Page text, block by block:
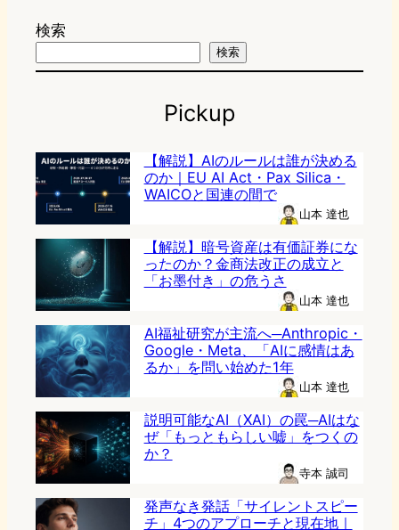
検索
検索
Pickup
【解説】AIのルールは誰が決める
のか｜EU AI Act・Pax Silica・
WAICOと国連の間で
山本 達也
【解説】暗号資産は有価証券にな
ったのか？金商法改正の成立と
「お墨付き」の危うさ
山本 達也
AI福祉研究が主流へ─Anthropic・
Google・Meta、「AIに感情はあ
るか」を問い始めた1年
山本 達也
説明可能なAI（XAI）の罠─AIはな
ぜ「もっともらしい嘘」をつくの
か？
寺本 誠司
発声なき発話「サイレントスピー
チ」4つのアプローチと現在地｜